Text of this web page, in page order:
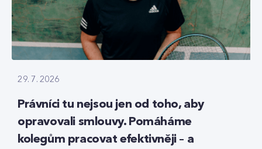
29. 7. 2026
Právníci tu nejsou jen od toho, aby
opravovali smlouvy. Pomáháme
kolegům pracovat efektivněji – a